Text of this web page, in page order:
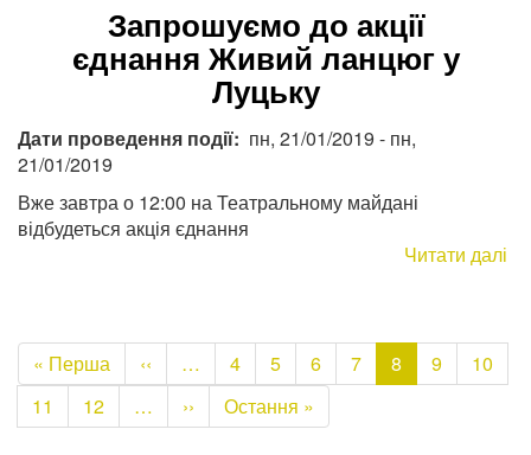
Запрошуємо до акції
єднання Живий ланцюг у
Луцьку
Дати проведення події пн, 21/01/2019 - пн,
21/01/2019
Вже завтра о 12:00 на Театральному майдані
відбудеться акція єднання
Читати далі
Розбивка
на
сторінки
Перша
сторінка
« Перша
Попередня
сторінка
‹‹ … Page
4 Page
5 Page
6 Page
7
Поточна
сторінка
8 Page
9 Page
10
Page
11 Page
12 …
Наступна
сторінка
››
Остання
сторінка
Остання »